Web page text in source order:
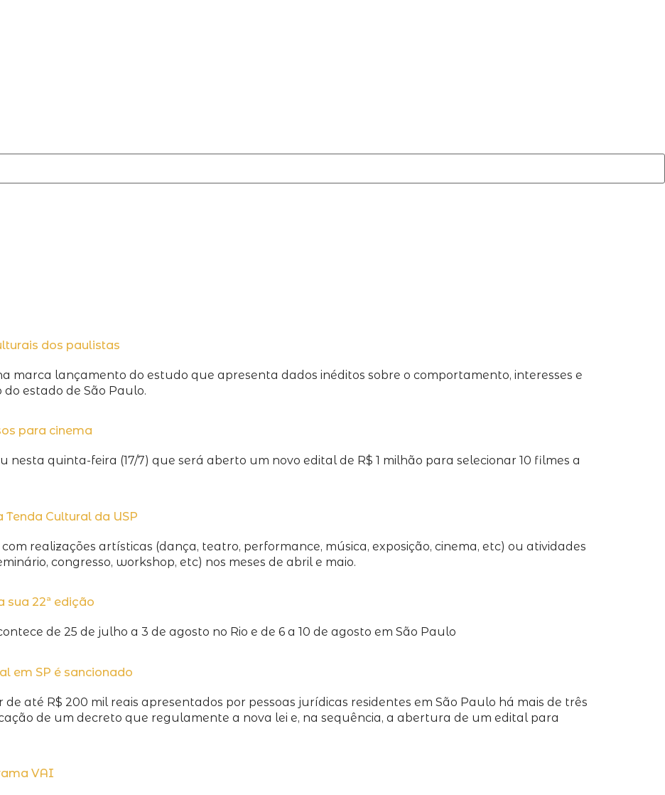
dos paulistas
marca lançamento do estudo que apresenta dados inéditos sobre o comportamento, interesses e
estado de São Paulo.
para cinema
quinta-feira (17/7) que será aberto um novo edital de R$ 1 milhão para selecionar 10 filmes a
Cultural da USP
realizações artísticas (dança, teatro, performance, música, exposição, cinema, etc) ou atividades
congresso, workshop, etc) nos meses de abril e maio.
sua 22ª edição
de 25 de julho a 3 de agosto no Rio e de 6 a 10 de agosto em São Paulo
em SP é sancionado
até R$ 200 mil reais apresentados por pessoas jurídicas residentes em São Paulo há mais de três
de um decreto que regulamente a nova lei e, na sequência, a abertura de um edital para
VAI